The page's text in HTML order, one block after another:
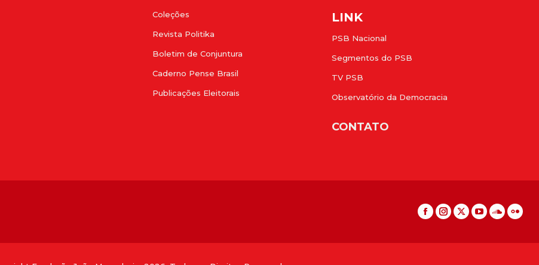
Coleções
Revista Politika
Boletim de Conjuntura
Caderno Pense Brasil
Publicações Eleitorais
LINK
PSB Nacional
Segmentos do PSB
TV PSB
Observatório da Democracia
CONTATO